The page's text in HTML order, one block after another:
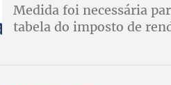
Medida foi necessária
tabela do imposto de